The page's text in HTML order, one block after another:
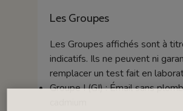
Les Groupes
Les Groupes affichés sont à
indicatifs. Ils ne peuvent ni
remplacer un test fait en
Groupe I (GI) : Émail sans